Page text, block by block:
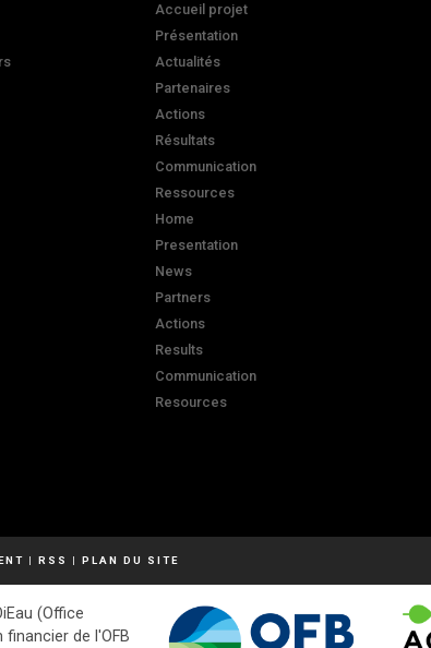
Accueil projet
Présentation
Actualités
Partenaires
Actions
Résultats
Communication
Ressources
Home
Presentation
News
Partners
Actions
Results
Communication
Resources
| RSS | PLAN DU SITE
(Office
financier de l'OFB